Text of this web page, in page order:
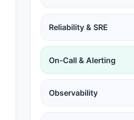
Reliability & SRE
On-Call & Alerting
Observability